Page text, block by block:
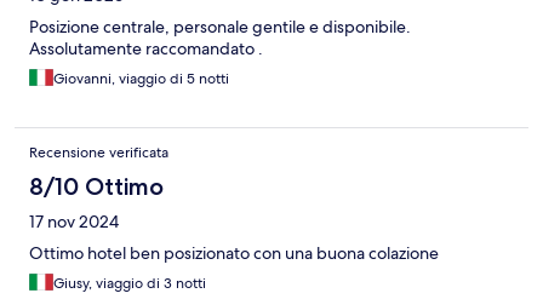
Posizione centrale, personale gentile e disponibile.
Assolutamente raccomandato .
Giovanni, viaggio di 5 notti
Recensione verificata
8/10 Ottimo
17 nov 2024
Ottimo hotel ben posizionato con una buona colazione
Giusy, viaggio di 3 notti